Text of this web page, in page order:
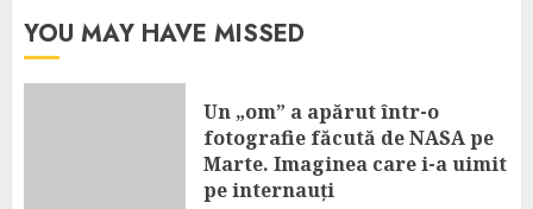
YOU MAY HAVE MISSED
Un „om” a apărut într-o
fotografie făcută de NASA pe
Marte. Imaginea care i-a uimit
pe internauți